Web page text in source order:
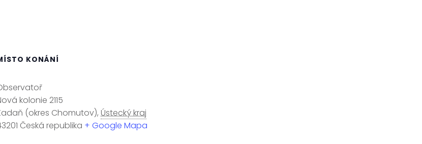
KONÁNÍ
kolonie 2115
(okres Chomutov), Ústecký kraj
Česká republika + Google Mapa